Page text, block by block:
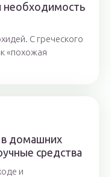
необходимость
С греческого
«похожая
домашних
средства
и